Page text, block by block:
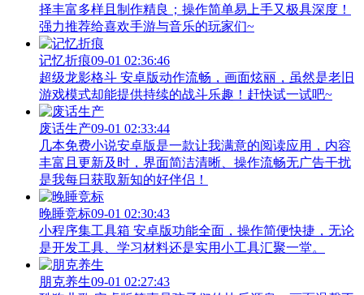
择丰富多样且制作精良；操作简单易上手又极具深度！
强力推荐给喜欢手游与音乐的玩家们~
记忆折痕09-01 02:36:46
超级龙影格斗 安卓版动作流畅，画面炫丽，虽然是老旧
游戏模式却能提供持续的战斗乐趣！赶快试一试吧~
废话生产09-01 02:33:44
几本免费小说安卓版是一款让我满意的阅读应用，内容
丰富且更新及时，界面简洁清晰、操作流畅无广告干扰
是我每日获取新知的好伴侣！
晚睡竞标09-01 02:30:43
小程序集工具箱 安卓版功能全面，操作简便快捷，无论
是开发工具、学习材料还是实用小工具汇聚一堂。
朋克养生09-01 02:27:43